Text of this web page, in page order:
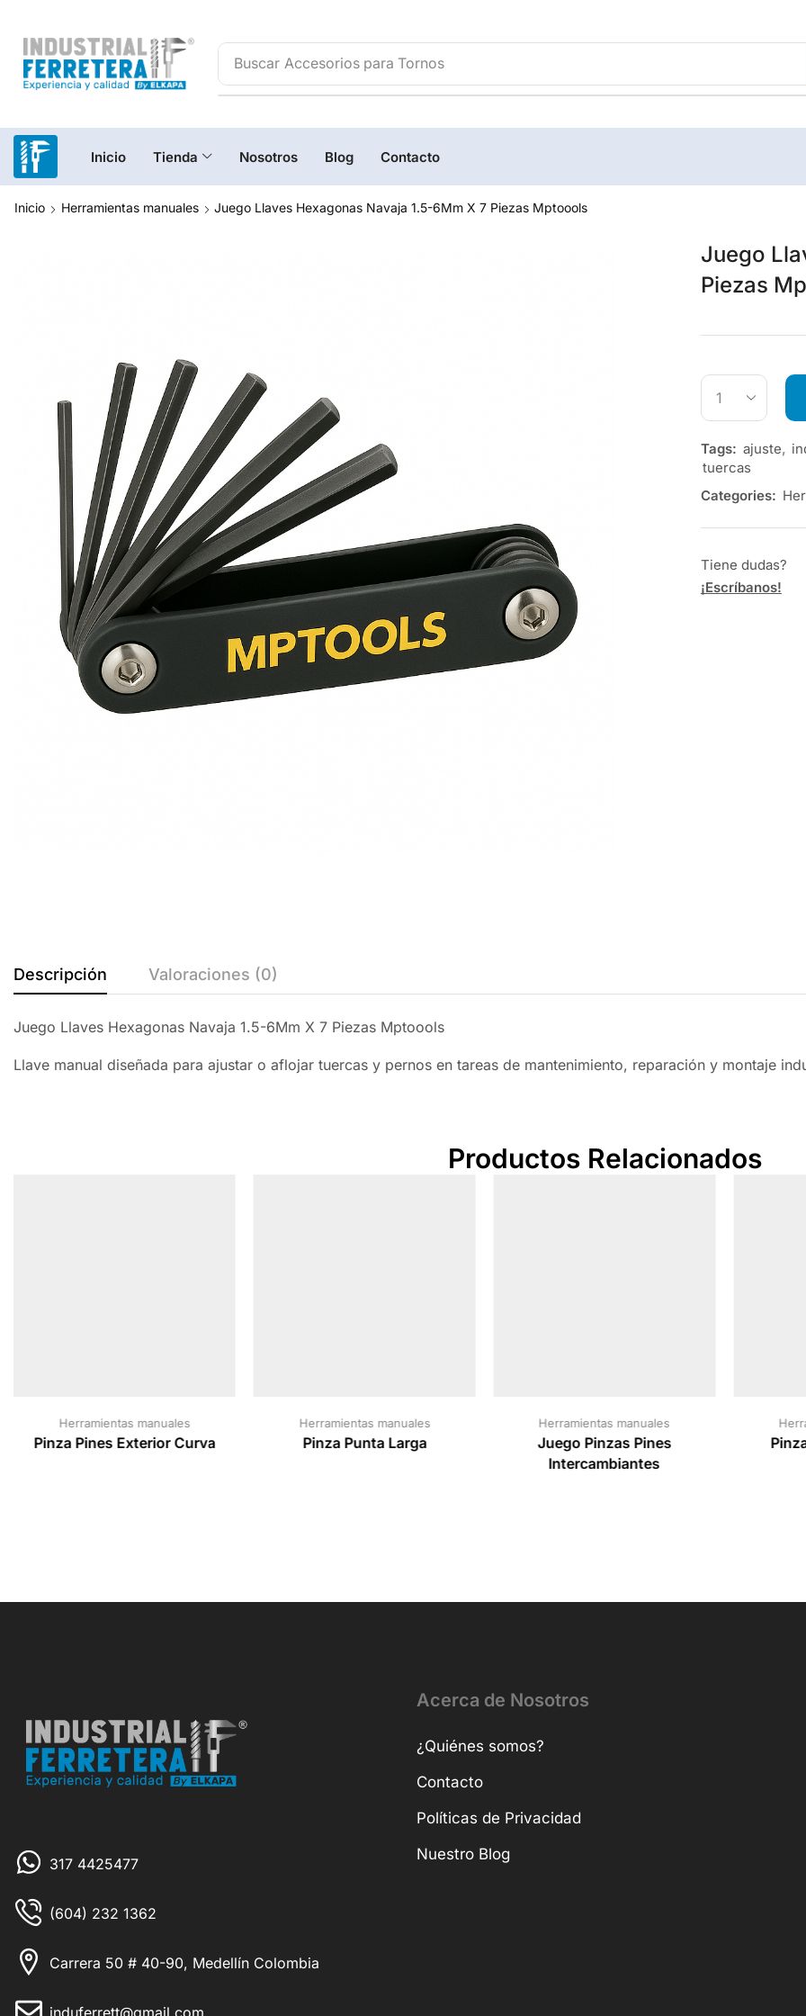
Buscar Accesorios para Tornos
Inicio Tienda Nosotros Blog Contacto
Inicio Herramientas manuales Juego Llaves Hexagonas Navaja 1.5-6Mm X 7 Piezas Mptoools
Juego
Piezas
Tags: ajuste,
tuercas
Categories:
Tiene dudas?
¡Escríbanos!
Descripción Valoraciones (0)
Juego Llaves Hexagonas Navaja 1.5-6Mm X 7 Piezas Mptoools
Llave manual diseñada para ajustar o aflojar tuercas y pernos en tareas de mantenimiento, reparación y montaje
Productos Relacionados
Herramientas manuales
Pinza Pines Exterior Curva
Herramientas manuales
Pinza Punta Larga
Herramientas manuales
Juego Pinzas Pines
Intercambiantes
317 4425477
(604) 232 1362
Carrera 50 # 40-90, Medellín Colombia
induferrett@gmail.com
Acerca de Nosotros
¿Quiénes somos?
Contacto
Políticas de Privacidad
Nuestro Blog